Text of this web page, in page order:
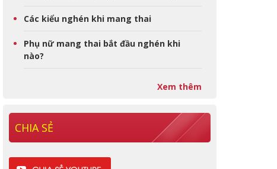
Các kiểu nghén khi mang thai
Phụ nữ mang thai bắt đầu nghén khi
nào?
Xem thêm
CHIA SẺ